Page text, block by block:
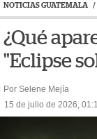
NOTICIAS GUATEMALA /
¿Qué
"Eclipse
Por Selene Mejía
15 de julio de 2026,